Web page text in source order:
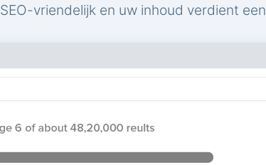
SEO-vriendelijk en uw inhoud verdient